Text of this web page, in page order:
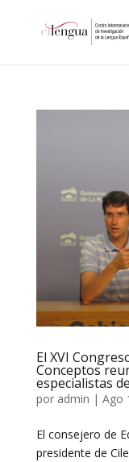
El XVI
Conceptos
especialistas
por admin | Ago
El consejero de
presidente de